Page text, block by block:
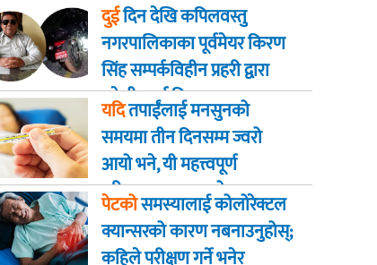
दुईदिन देखि कपिलवस्तु
नगरपालिकाका पूर्वमेयर किरण
सिंह सम्पर्कविहीन प्रहरी द्वारा
खाेजी कार्य तिब्रता
यदितपाईंलाई मनसुनको
समयमा तीन दिनसम्म ज्वरो
आयो भने, यी महत्त्वपूर्ण
परीक्षणहरू गराउनुहोस्
पेटकोसमस्यालाई कोलोरेक्टल
क्यान्सरको कारण नबनाउनुहोस्;
कहिले परीक्षण गर्ने भनेर